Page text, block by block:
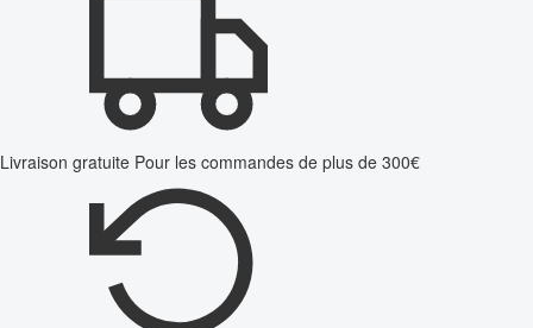
Livraison gratuite Pour les commandes de plus de 300€